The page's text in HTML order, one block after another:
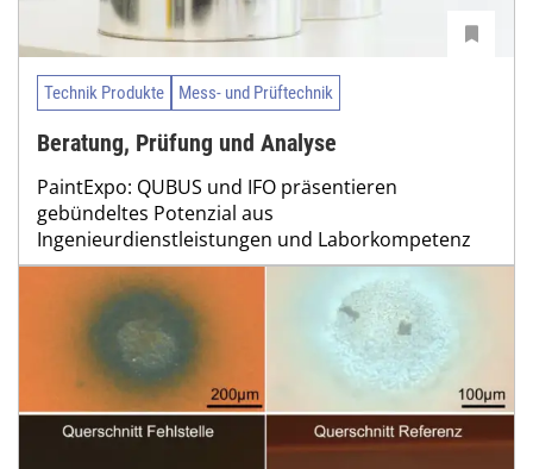
Technik Produkte Mess- und Prüftechnik
Beratung, Prüfung und Analyse
PaintExpo: QUBUS und IFO präsentieren
gebündeltes Potenzial aus
Ingenieurdienstleistungen und Laborkompetenz